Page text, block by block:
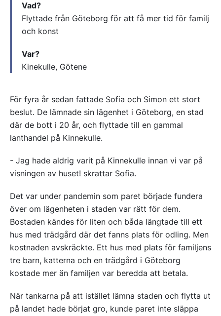
Vad?
Flyttade från Göteborg för att få mer tid för familj
och konst
Var?
Kinekulle, Götene
För fyra år sedan fattade Sofia och Simon ett stort
beslut. De lämnade sin lägenhet i Göteborg, en stad
där de bott i 20 år, och flyttade till en gammal
lanthandel på Kinnekulle.
- Jag hade aldrig varit på Kinnekulle innan vi var på
visningen av huset! skrattar Sofia.
Det var under pandemin som paret började fundera
över om lägenheten i staden var rätt för dem.
Bostaden kändes för liten och båda längtade till ett
hus med trädgård där det fanns plats för odling. Men
kostnaden avskräckte. Ett hus med plats för familjens
tre barn, katterna och en trädgård i Göteborg
kostade mer än familjen var beredda att betala.
När tankarna på att istället lämna staden och flytta ut
på landet hade börjat gro, kunde paret inte släppa